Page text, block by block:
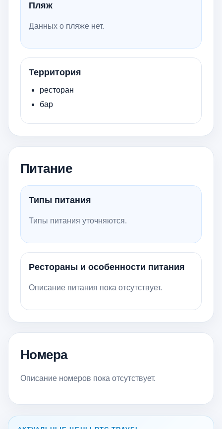
Пляж
Данных о пляже нет.
Территория
ресторан
бар
Питание
Типы питания
Типы питания уточняются.
Рестораны и особенности питания
Описание питания пока отсутствует.
Номера
Описание номеров пока отсутствует.